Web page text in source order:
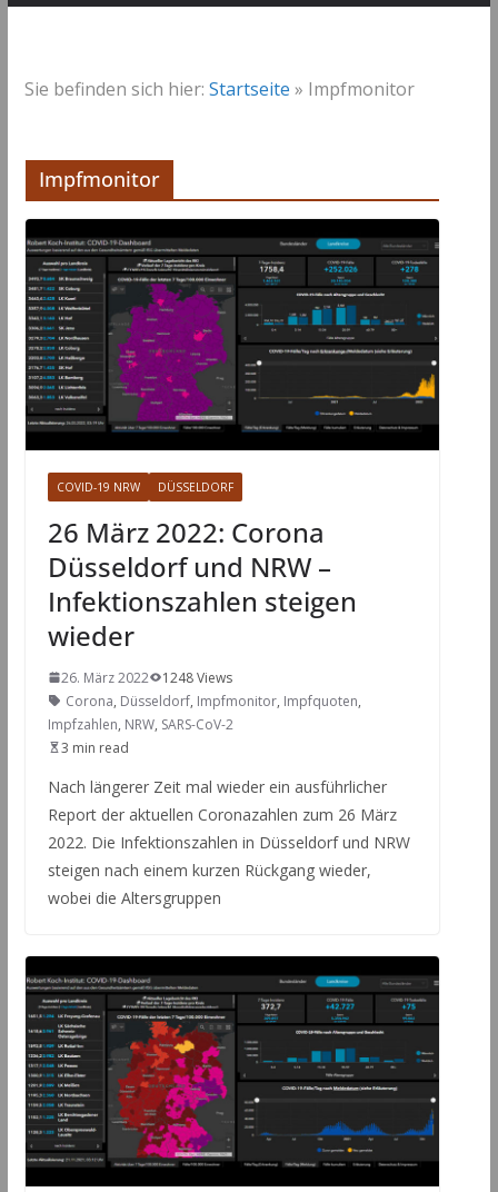
Sie befinden sich hier: Startseite » Impfmonitor
Impfmonitor
COVID-19 NRW DÜSSELDORF
26 März 2022: Corona
Düsseldorf und NRW –
Infektionszahlen steigen
wieder
26. März 2022
1248 Views
Corona, Düsseldorf, Impfmonitor, Impfquoten,
Impfzahlen, NRW, SARS-CoV-2
3 min read
Nach längerer Zeit mal wieder ein ausführlicher
Report der aktuellen Coronazahlen zum 26 März
2022. Die Infektionszahlen in Düsseldorf und NRW
steigen nach einem kurzen Rückgang wieder,
wobei die Altersgruppen